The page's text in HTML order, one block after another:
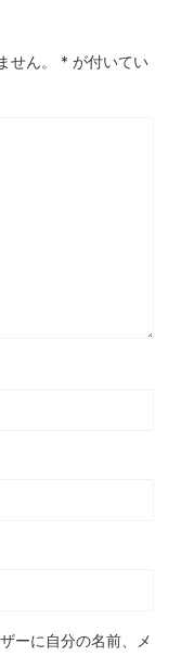
ん。 * が付いてい
ーに自分の名前、メ